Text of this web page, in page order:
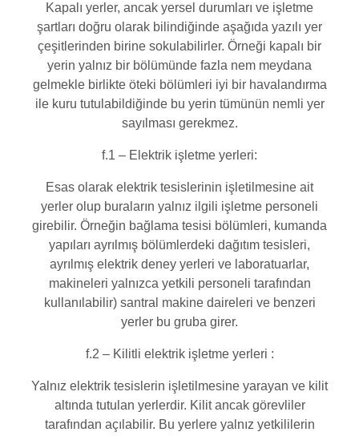
Kapalı yerler, ancak yersel durumları ve işletme
şartları doğru olarak bilindiğinde aşağıda yazılı yer
çeşitlerinden birine sokulabilirler. Örneği kapalı bir
yerin yalnız bir bölümünde fazla nem meydana
gelmekle birlikte öteki bölümleri iyi bir havalandırma
ile kuru tutulabildiğinde bu yerin tümünün nemli yer
sayılması gerekmez.
f.1 – Elektrik işletme yerleri:
Esas olarak elektrik tesislerinin işletilmesine ait
yerler olup buraların yalnız ilgili işletme personeli
girebilir. Örneğin bağlama tesisi bölümleri, kumanda
yapıları ayrılmış bölümlerdeki dağıtım tesisleri,
ayrılmış elektrik deney yerleri ve laboratuarlar,
makineleri yalnızca yetkili personeli tarafından
kullanılabilir) santral makine daireleri ve benzeri
yerler bu gruba girer.
f.2 – Kilitli elektrik işletme yerleri :
Yalnız elektrik tesislerin işletilmesine yarayan ve kilit
altında tutulan yerlerdir. Kilit ancak görevliler
tarafından açılabilir. Bu yerlere yalnız yetkililerin